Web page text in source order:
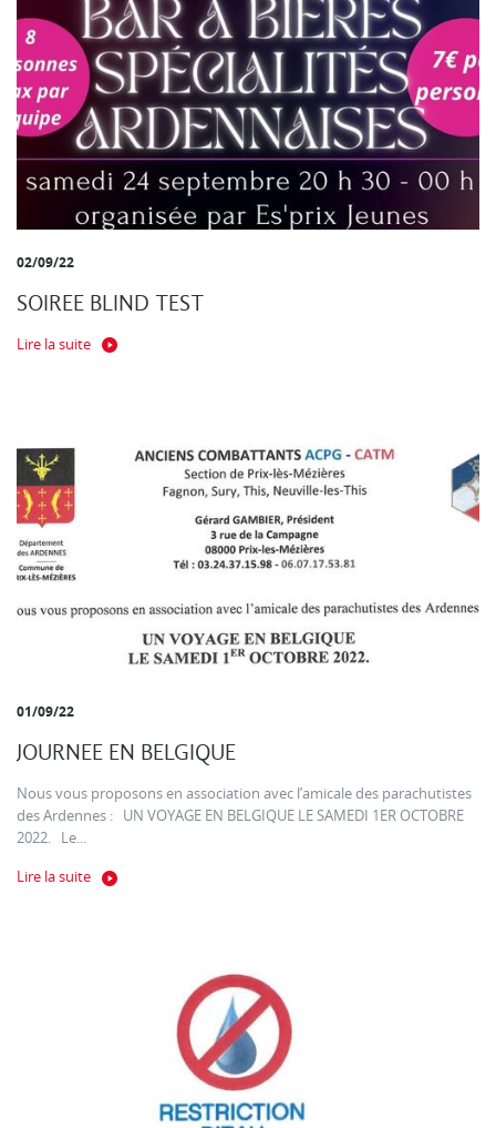
02/09/22
SOIREE BLIND TEST
Lire la suite
01/09/22
JOURNEE EN BELGIQUE
Nous vous proposons en association avec l’amicale des parachutistes
des Ardennes : UN VOYAGE EN BELGIQUE LE SAMEDI 1ER OCTOBRE
2022. Le...
Lire la suite